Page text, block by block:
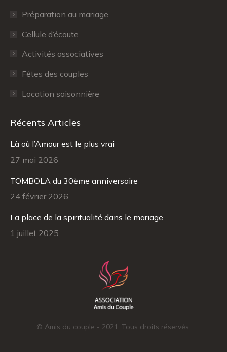
window
window
Préparation au mariage
Cellule d’écoute
Activités associatives
Fêtes des couples
Location saisonnière
Récents Articles
Là où l’Amour est le plus vrai
27 mai 2026
TOMBOLA du 30ème anniversaire
24 février 2026
La place de la spiritualité dans le mariage
1 juillet 2025
© Amis du couple - 2021. Tous droits réservés.